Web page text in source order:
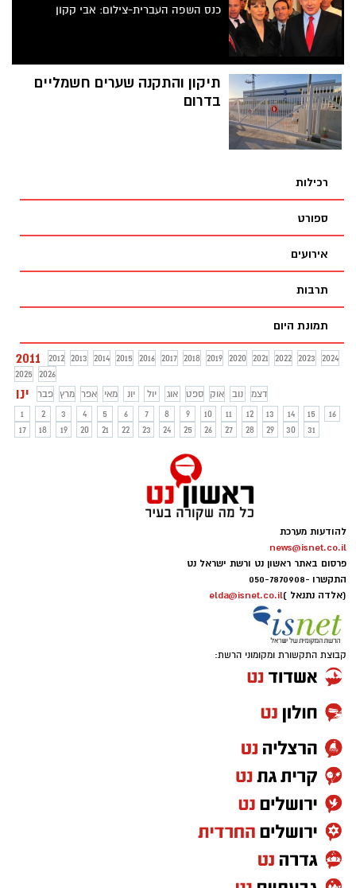
כנס השפה העברית-צילום: אבי קקון
תיקון והתקנה שערים חשמליים
בדרום
רכילות
ספורט
אירועים
תרבות
תמונת היום
2011 2012 2013 2014 2015 2016 2017 2018 2019 2020 2021 2022 2023
2024
2025
2026
ינו פבר מרץ אפר מאי יונ יול אוג ספט אוק נוב
דצמ
1
2 3 4 5 6 7 8 9 10 11 12 13 14 15
16
17
18 19 20 21 22 23 24 25 26 27 28 29 30 31
להודעות מערכת
news@isnet.co.il
פרסום באתר ראשון נט ורשת ישראל נט
התקשרו -050-7870908
(אלדה נתנאל )elda@isnet.co.il
קבוצת התקשורת ומקומוני הרשת: